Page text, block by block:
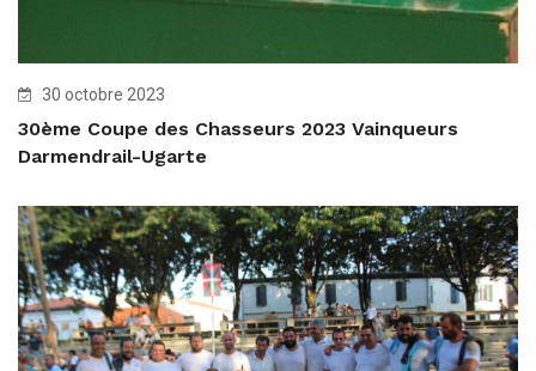
30 octobre 2023
30ème Coupe des Chasseurs 2023 Vainqueurs
Darmendrail-Ugarte